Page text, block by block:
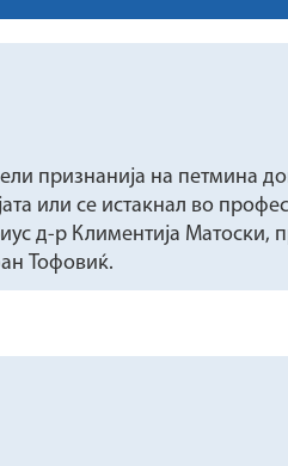
признанија на петмина
или се истакнал во
д-р Климентија Матоски,
Тофовиќ.